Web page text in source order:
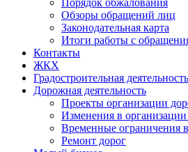
Обзоры обращений лиц
Законодательная карта
Итоги работы с
Контакты
ЖКХ
Градостроительная деятельность
Дорожная деятельность
Проекты организации
Изменения в
Временные ограничения
Ремонт дорог